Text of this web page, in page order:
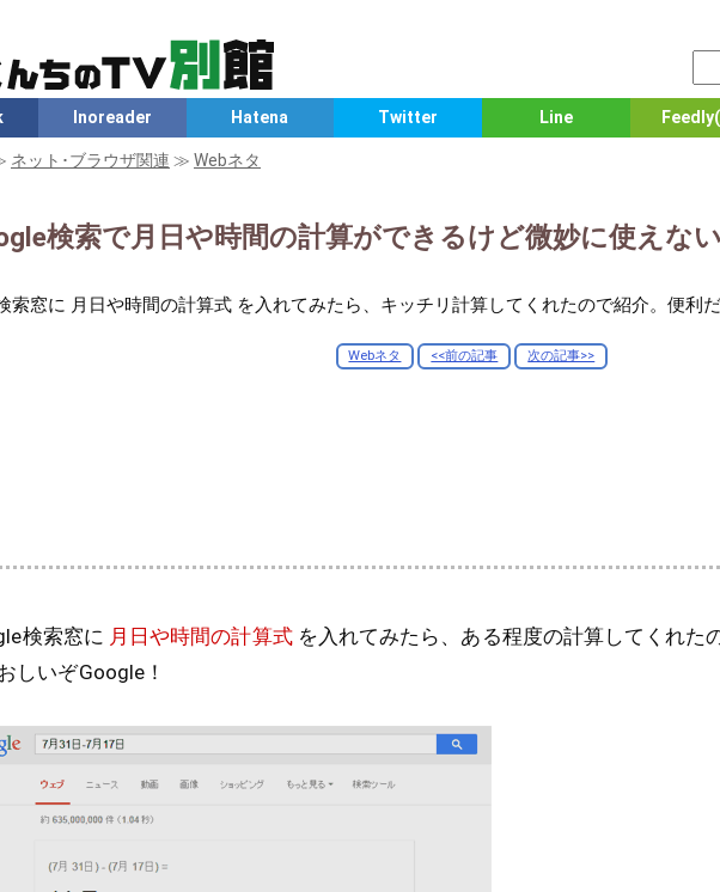
Inoreader Hatena Twitter Line
ネット･ブラウザ関連 ≫ Webネタ
検索で月日や時間の計算ができるけど微妙に使えな
索窓に 月日や時間の計算式 を入れてみたら、キッチリ計算してくれたので紹介。便利
Webネタ <<前の記事 次の記事>>
検索窓に 月日や時間の計算式を入れてみたら、ある程度の計算してくれた
しいぞGoogle！